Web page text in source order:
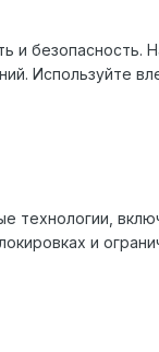
и
Используйте
и